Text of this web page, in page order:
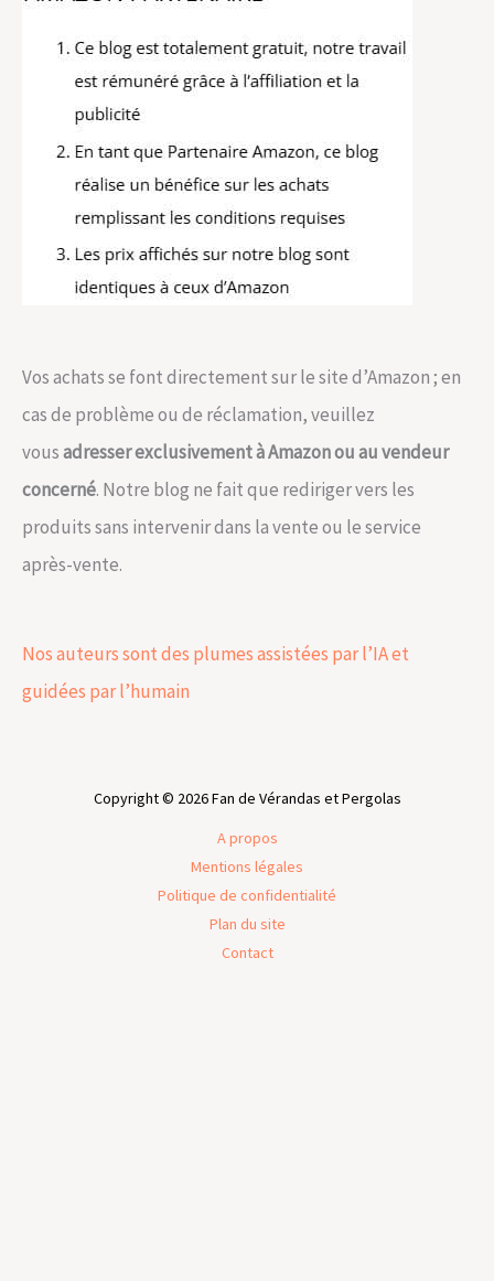
Vos achats se font directement sur le site d’Amazon ; en
cas de problème ou de réclamation, veuillez
vousadresser exclusivement à Amazon ou au vendeur
concerné. Notre blog ne fait que rediriger vers les
produits sans intervenir dans la vente ou le service
après-vente.
Nos auteurs sont des plumes assistées par l’IA et
guidées par l’humain
Copyright © 2026 Fan de Vérandas et Pergolas
A propos
Mentions légales
Politique de confidentialité
Plan du site
Contact